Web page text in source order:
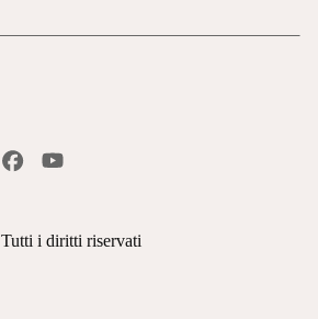
Tutti i diritti riservati